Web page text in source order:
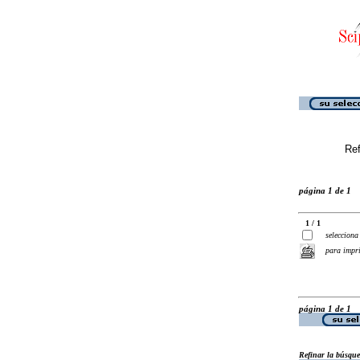
página 1 de 1
1 / 1
selecciona
para
página 1 de 1
Refinar la